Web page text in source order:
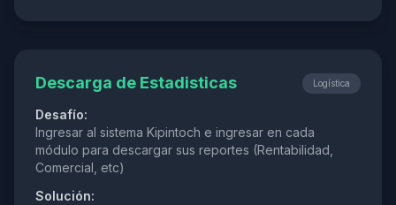
Descarga de Estadisticas Logística
Desafío:
Ingresar al sistema Kipintoch e ingresar en cada
módulo para descargar sus reportes (Rentabilidad,
Comercial, etc)
Solución: